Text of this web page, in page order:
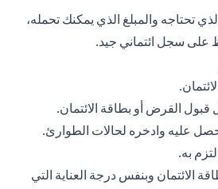
تحتاجه والمبلغ الذي يمكنك تحمله،
على سجل ائتماني جيد.
قبول القرض أو بطاقة الائتمان.
عليه وادخره لحالات الطوارئ.
به.
الائتمان وبنفس درجة العناية التي